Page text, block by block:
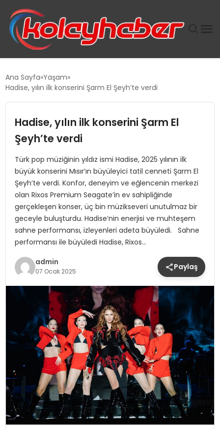
TANYER YAPI ZEMIN MÜHENDISLIĞINDE HEDEF
BÜYÜTTÜ
TOROSLAR’DA PAZAR GERGİNLİĞİ!
Ana Sayfa Yaşam
Hadise, yılın ilk konserini Şarm El Şeyh’te verdi
Hadise, yılın ilk konserini Şarm El
Şeyh’te verdi
Türk pop müziğinin yıldız ismi Hadise, 2025 yılının ilk
büyük konserini Mısır’ın büyüleyici tatil cenneti Şarm El
Şeyh’te verdi. Konfor, deneyim ve eğlencenin merkezi
olan Rixos Premium Seagate’in ev sahipliğinde
gerçekleşen konser, üç bin müzikseveri unutulmaz bir
geceyle buluşturdu. Hadise’nin enerjisi ve muhteşem
sahne performansı, izleyenleri adeta büyüledi. Sahne
performansı ile büyüledi Hadise, Rixos…
admin
07 Ocak 2025 Paylaş